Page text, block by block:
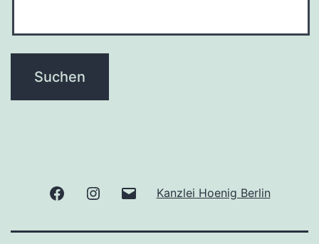
FacebookInstagram Kanzlei Hoenig Berlin